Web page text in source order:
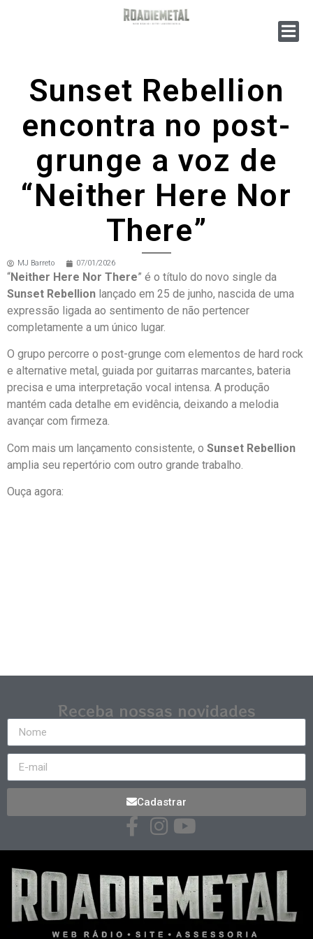
Sunset Rebellion
encontra no post-
grunge a voz de
“Neither Here Nor
There”
MJ Barreto 07/01/2026
“Neither Here Nor There” é o título do novo single da
Sunset Rebellion lançado em 25 de junho, nascida de uma
expressão ligada ao sentimento de não pertencer
completamente a um único lugar.
O grupo percorre o post-grunge com elementos de hard rock
e alternative metal, guiada por guitarras marcantes, bateria
precisa e uma interpretação vocal intensa. A produção
mantém cada detalhe em evidência, deixando a melodia
avançar com firmeza.
Com mais um lançamento consistente, o Sunset Rebellion
amplia seu repertório com outro grande trabalho.
Ouça agora:
Receba nossas novidades
Cadastrar